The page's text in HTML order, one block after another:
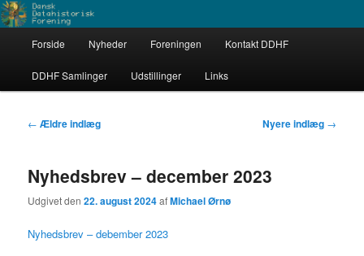
Fortsæt
til
primært
Fortsæt
til
sekundært
Dansk Datahistorisk Forening
Dataarkæologerne
Forside Nyheder Foreningen Kontakt DDHF
DDHF Samlinger Udstillinger Links
Indlægsnavigation
← Ældre indlæg Nyere indlæg →
Nyhedsbrev – december 2023
Udgivet den22. august 2024afMichael Ørnø
Nyhedsbrev – debember 2023